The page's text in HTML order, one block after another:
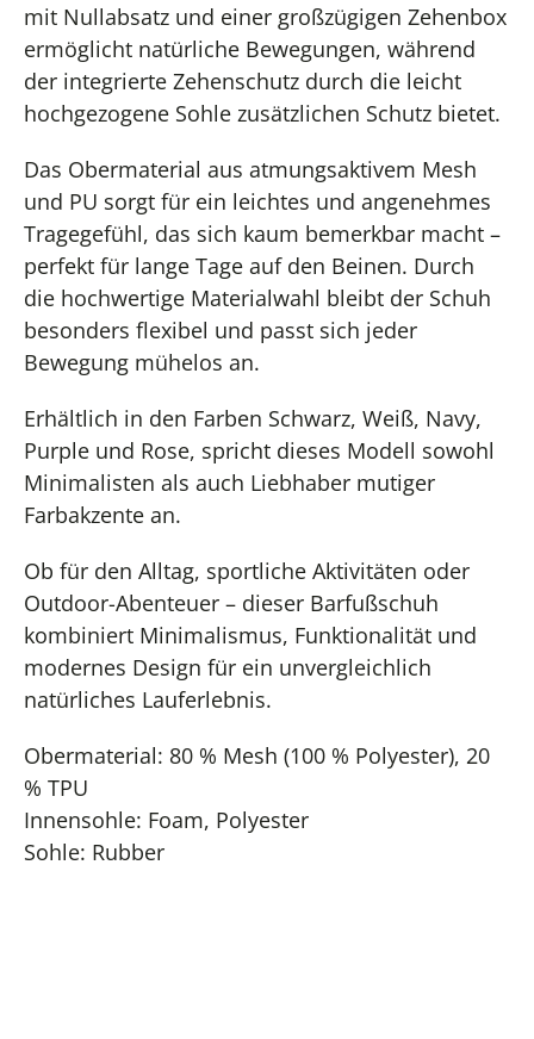
mit Nullabsatz und einer großzügigen Zehenbox
ermöglicht natürliche Bewegungen, während
der integrierte Zehenschutz durch die leicht
hochgezogene Sohle zusätzlichen Schutz bietet.
Das Obermaterial aus atmungsaktivem Mesh
und PU sorgt für ein leichtes und angenehmes
Tragegefühl, das sich kaum bemerkbar macht –
perfekt für lange Tage auf den Beinen. Durch
die hochwertige Materialwahl bleibt der Schuh
besonders flexibel und passt sich jeder
Bewegung mühelos an.
Erhältlich in den Farben Schwarz, Weiß, Navy,
Purple und Rose, spricht dieses Modell sowohl
Minimalisten als auch Liebhaber mutiger
Farbakzente an.
Ob für den Alltag, sportliche Aktivitäten oder
Outdoor-Abenteuer – dieser Barfußschuh
kombiniert Minimalismus, Funktionalität und
modernes Design für ein unvergleichlich
natürliches Lauferlebnis.
Obermaterial: 80 % Mesh (100 % Polyester), 20
% TPU
Innensohle: Foam, Polyester
Sohle: Rubber